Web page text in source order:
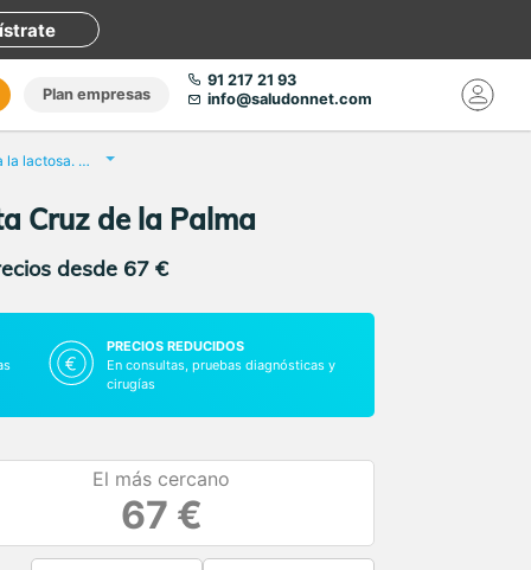
Plan empresas
91 217 21 93
info@saludonnet.com
Test de intolerancia a la lactosa. Prueba del aliento
Cruz de la Palma
desde 67 €
PRECIOS REDUCIDOS
En consultas, pruebas diagnósticas y
cirugías
El más cercano
67 €